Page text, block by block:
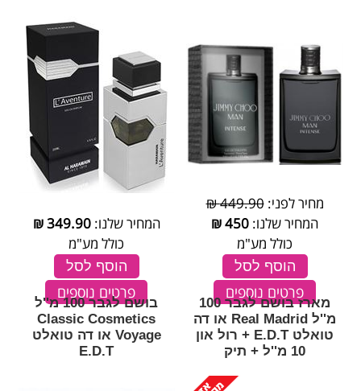
מחיר לפני:449.90 ₪
המחיר שלנו: 450
₪
כולל מע"מ
הוסף לסל
פרטים נוספים
המחיר שלנו:349.90
₪
כולל מע"מ
הוסף לסל
פרטים נוספים
מארז בושם לגבר 100
מ''ל Real Madrid או דה
טואלט E.D.T + רול און
10 מ''ל + תיק
בושם לגבר 100 מ''ל
Classic Cosmetics
Voyage או דה טואלט
E.D.T